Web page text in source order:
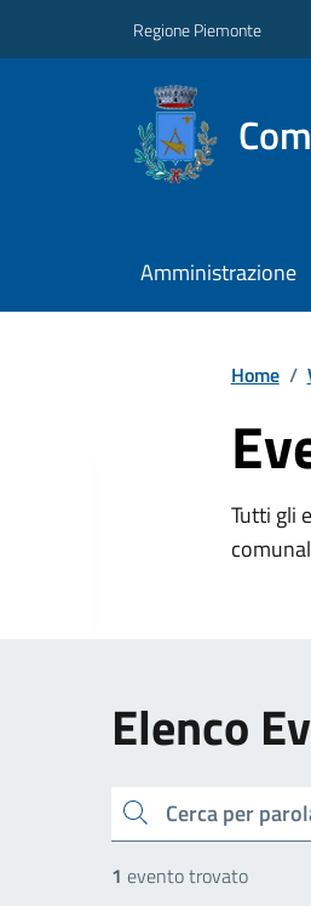
Regione Piemonte
Amministrazione
Home /
Tutti gli
Elenco
cerca
1 evento trovato